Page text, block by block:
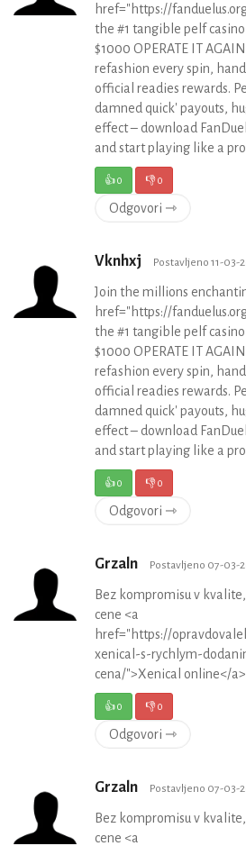
href="https://
the #1 tangible pelf
$1000 OPERATE IT
refashion every spin,
official readies rewards.
damned quick' payouts,
effect – download
and start playing like a
👍0 👎0
Odgovori ⇾
Vknhxj Postavljeno 11-03-
Join the millions
href="https://
the #1 tangible pelf
$1000 OPERATE IT
refashion every spin,
official readies rewards.
damned quick' payouts,
effect – download
and start playing like a
👍0 👎0
Odgovori ⇾
Grzaln Postavljeno 07-03-
Bez kompromisu v
cene <a
href="https://
xenical-s-rychlym-
cena/">Xenical online</a>
👍0 👎0
Odgovori ⇾
Grzaln Postavljeno 07-03-
Bez kompromisu v
cene <a